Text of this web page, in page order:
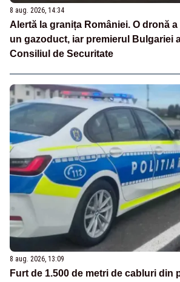
8 aug. 2026, 14:34
Alertă la granița României. O dronă
un gazoduct, iar premierul Bulgariei
Consiliul de Securitate
8 aug. 2026, 13:09
Furt de 1.500 de metri de cabluri din